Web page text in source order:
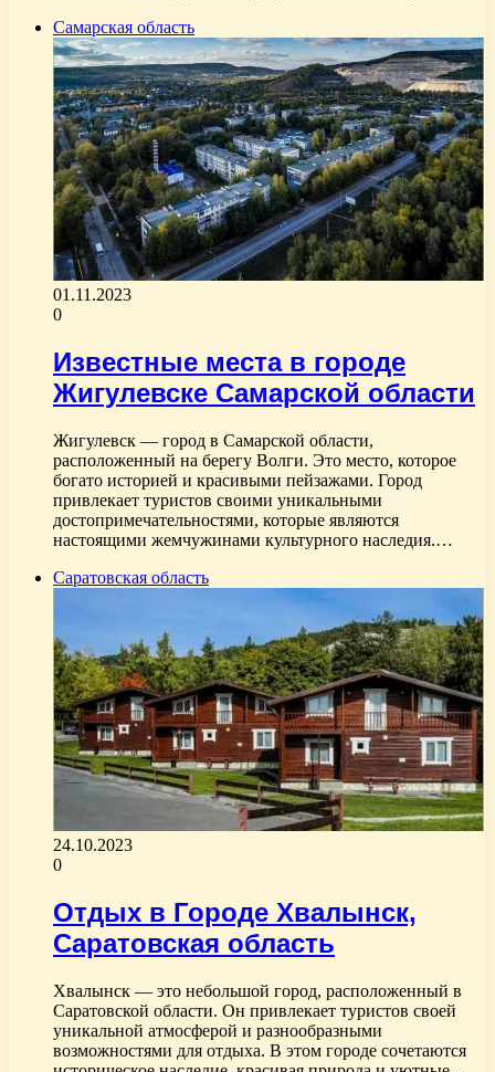
Самарская область
01.11.2023
0
Известные места в городе
Жигулевске Самарской области
Жигулевск — город в Самарской области,
расположенный на берегу Волги. Это место, которое
богато историей и красивыми пейзажами. Город
привлекает туристов своими уникальными
достопримечательностями, которые являются
настоящими жемчужинами культурного наследия.…
Саратовская область
24.10.2023
0
Отдых в Городе Хвалынск,
Саратовская область
Хвалынск — это небольшой город, расположенный в
Саратовской области. Он привлекает туристов своей
уникальной атмосферой и разнообразными
возможностями для отдыха. В этом городе сочетаются